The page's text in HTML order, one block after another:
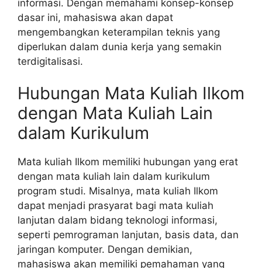
informasi. Dengan memahami konsep-konsep
dasar ini, mahasiswa akan dapat
mengembangkan keterampilan teknis yang
diperlukan dalam dunia kerja yang semakin
terdigitalisasi.
Hubungan Mata Kuliah Ilkom
dengan Mata Kuliah Lain
dalam Kurikulum
Mata kuliah Ilkom memiliki hubungan yang erat
dengan mata kuliah lain dalam kurikulum
program studi. Misalnya, mata kuliah Ilkom
dapat menjadi prasyarat bagi mata kuliah
lanjutan dalam bidang teknologi informasi,
seperti pemrograman lanjutan, basis data, dan
jaringan komputer. Dengan demikian,
mahasiswa akan memiliki pemahaman yang